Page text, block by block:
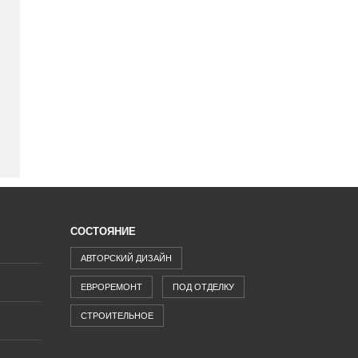
СОСТОЯНИЕ
АВТОРСКИЙ ДИЗАЙН
ЕВРОРЕМОНТ ПОД ОТДЕЛКУ
СТРОИТЕЛЬНОЕ